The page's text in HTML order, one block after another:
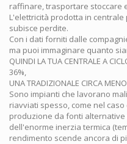
raffinare, trasportare stoccare
L'elettricità prodotta in
subisce perdite.
Con i dati forniti dalle
ma puoi immaginare quanto
QUINDI LA TUA CENTRALE A
36%,
UNA TRADIZIONALE CIRCA
Sono impianti che lavorano
riavviati spesso, come nel
produzione da fonti alternative
dell'enorme inerzia termica
rendimento scende ancora di